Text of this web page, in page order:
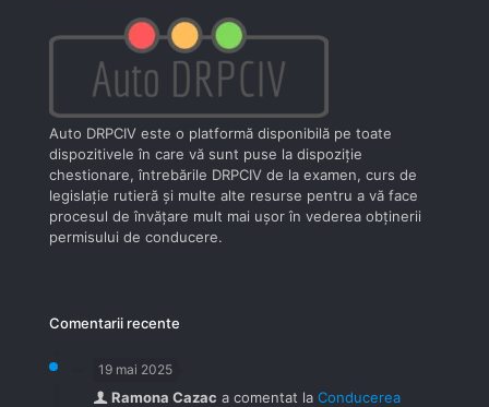
Auto DRPCIV este o platformă disponibilă pe toate
dispozitivele în care vă sunt puse la dispoziţie
chestionare, întrebările DRPCIV de la examen, curs de
legislaţie rutieră şi multe alte resurse pentru a vă face
procesul de învăţare mult mai uşor în vederea obţinerii
permisului de conducere.
Comentarii recente
19 mai 2025
Ramona Cazac a comentat la Conducerea